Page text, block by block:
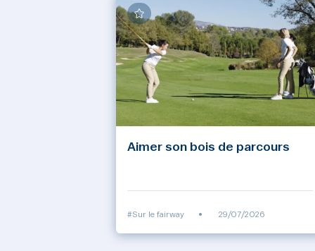
Aimer son bois de parcours
#Sur le fairway • 29/07/2026